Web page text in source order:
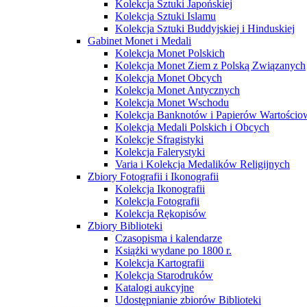
Kolekcja Sztuki Japońskiej
Kolekcja Sztuki Islamu
Kolekcja Sztuki Buddyjskiej i Hinduskiej
Gabinet Monet i Medali
Kolekcja Monet Polskich
Kolekcja Monet Ziem z Polską Związanych
Kolekcja Monet Obcych
Kolekcja Monet Antycznych
Kolekcja Monet Wschodu
Kolekcja Banknotów i Papierów
Kolekcja Medali Polskich i Obcych
Kolekcje Sfragistyki
Kolekcja Falerystyki
Varia i Kolekcja Medalików Religijnych
Zbiory Fotografii i Ikonografii
Kolekcja Ikonografii
Kolekcja Fotografii
Kolekcja Rękopisów
Zbiory Biblioteki
Czasopisma i kalendarze
Książki wydane po 1800 r.
Kolekcja Kartografii
Kolekcja Starodruków
Katalogi aukcyjne
Udostępnianie zbiorów Biblioteki